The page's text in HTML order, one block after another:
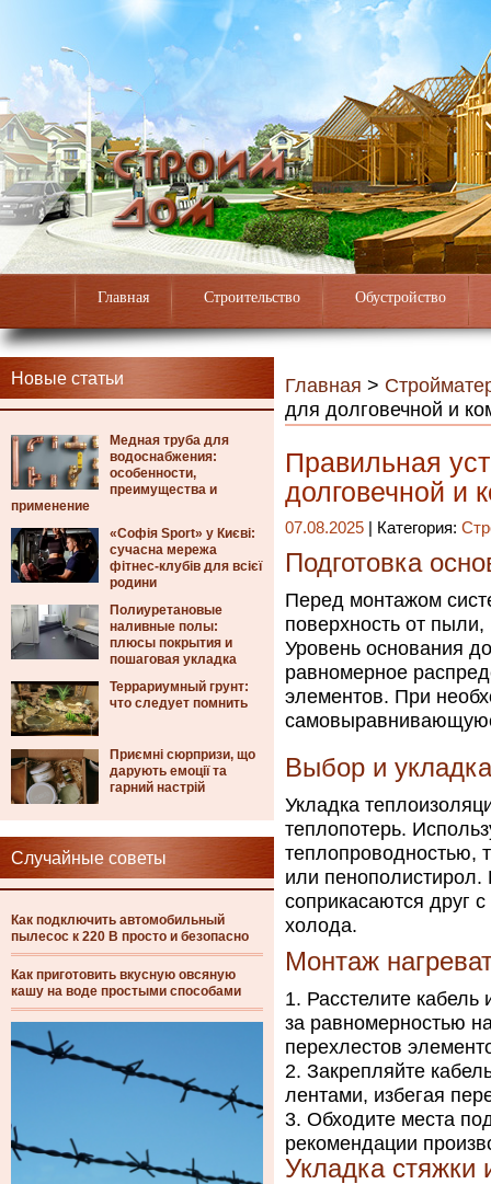
Главная Строительство Обустройство
Новые статьи
Медная труба для
водоснабжения:
особенности,
преимущества и
применение
«Софія Sport» у Києві:
сучасна мережа
фітнес-клубів для всієї
родини
Полиуретановые
наливные полы:
плюсы покрытия и
пошаговая укладка
Террариумный грунт:
что следует помнить
Приємні сюрпризи, що
дарують емоції та
гарний настрій
Случайные советы
Как подключить автомобильный
пылесос к 220 В просто и безопасно
Как приготовить вкусную овсяную
кашу на воде простыми способами
Главная >
для долговечной и
Правильная
долговечной и
07.08.2025 | Категория:
Подготовка
Перед монтажом
поверхность от пыли,
Уровень основания
равномерное
элементов. При
Выбор и
Укладка
теплопотерь.
теплопроводностью,
или пенополистирол.
соприкасаются друг
холода.
Монтаж
Расстелите
за равномерностью
перехлестов
Закрепляйте
лентами, избегая
Обходите места
рекомендации
Укладка стяжки